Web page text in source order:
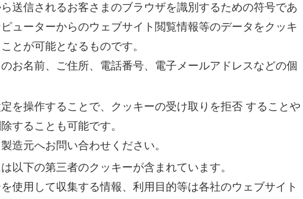
送信されるお客さまのブラウザを識別するための符号であ
ューターからのウェブサイト閲覧情報等のデータをクッキ
とが可能となるものです。
お名前、ご住所、電話番号、電子メールアドレスなどの個
を操作することで、クッキーの受け取りを拒否 することや
することも可能です。
造元へお問い合わせください。
以下の第三者のクッキーが含まれています。
使用して収集する情報、利用目的等は各社のウェブサイト